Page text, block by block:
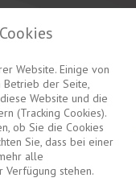
Tätigkeit der
Migration
Besonders bei
Sitzes einer
Website. Einige von
der Seite,
Website und die
(Tracking Cookies).
ob Sie die Cookies
Sie, dass bei einer
alle
Verfügung stehen.